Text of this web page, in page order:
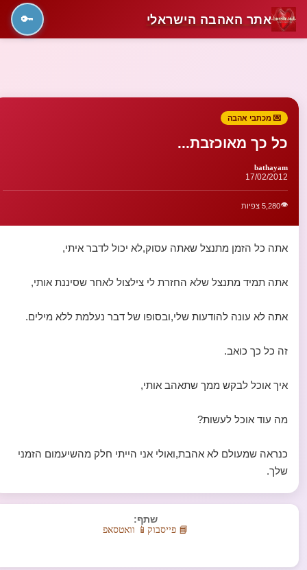
אתר האהבה הישראלי 🔑
💌 מכתבי אהבה
כל כך מאוכזבת...
bathayam
17/02/2012
👁️5,280 צפיות
אתה כל הזמן מתנצל שאתה עסוק,לא יכול לדבר איתי,
אתה תמיד מתנצל שלא החזרת לי צילצול לאחר שסיננת אותי,
אתה לא עונה להודעות שלי,ובסופו של דבר נעלמת ללא מילים.
זה כל כך כואב.
איך אוכל לבקש ממך שתאהב אותי,
מה עוד אוכל לעשות?
כנראה שמעולם לא אהבת,ואולי אני הייתי חלק מהשיעמום הזמני
שלך.
שתף:
📘 פייסבוק 📱 וואטסאפ